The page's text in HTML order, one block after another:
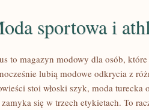
sportowa i
to magazyn modowy dla osób,
lubią modowe odkrycia z
stoi włoski szyk, moda turecka
się w trzech etykietach. To